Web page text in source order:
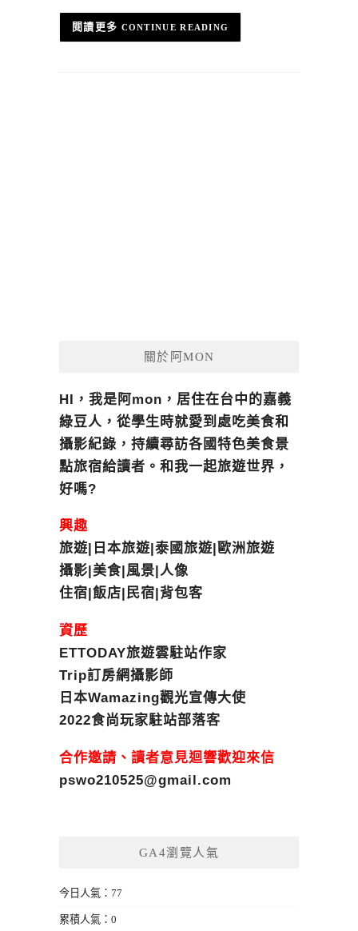
CONTINUE READING
關於阿MON
HI，我是阿mon，居住在台中的嘉義
綠豆人，從學生時就愛到處吃美食和
攝影紀錄，持續尋訪各國特色美食景
點旅宿給讀者。和我一起旅遊世界，
好嗎?
興趣
旅遊|日本旅遊|泰國旅遊|歐洲旅遊
攝影|美食|風景|人像
住宿|飯店|民宿|背包客
資歷
ETTODAY旅遊雲駐站作家
Trip訂房網攝影師
日本Wamazing觀光宣傳大使
2022食尚玩家駐站部落客
合作邀請、讀者意見迴響歡迎來信
pswo210525@gmail.com
GA4瀏覽人氣
今日人氣：77
累積人氣：0